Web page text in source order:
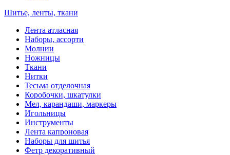
Шитье, ленты, ткани
Лента атласная
Наборы, ассорти
Молнии
Ножницы
Ткани
Нитки
Тесьма отделочная
Коробочки, шкатулки
Мел, карандаши, маркеры
Игольницы
Инструменты
Лента капроновая
Наборы для шитья
Фетр декоративный